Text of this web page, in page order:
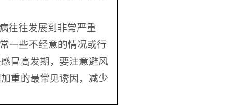
往往发展到非常严重
一些不经意的情况或行
冒高发期，要注意避风
重的最常见诱因，减少